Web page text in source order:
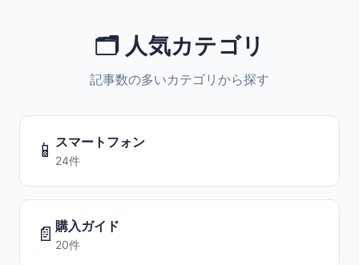
🗂️ 人気カテゴリ
記事数の多いカテゴリから探す
📱 スマートフォン
24件
📄 購入ガイド
20件